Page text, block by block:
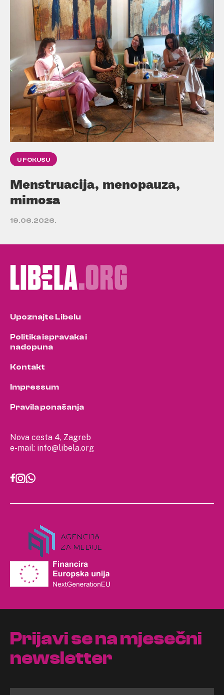
U FOKUSU
Menstruacija, menopauza,
mimosa
19.06.2026.
Nova cesta 4, Zagreb
e-mail: info@libela.org
Upoznajte Libelu
Politika ispravaka i
nadopuna
Kontakt
Impressum
Pravila ponašanja
Prijavi se na mjesečni
newsletter